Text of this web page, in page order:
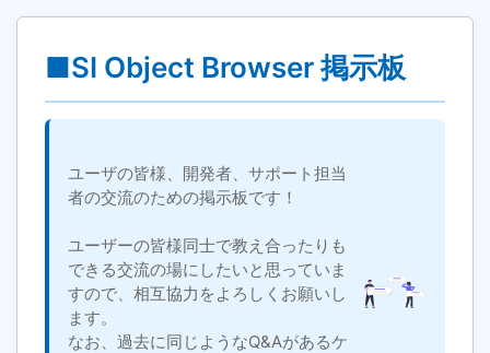
■SI Object Browser 掲示板
ユーザの皆様、開発者、サポート担当
者の交流のための掲示板です！
ユーザーの皆様同士で教え合ったりも
できる交流の場にしたいと思っていま
すので、相互協力をよろしくお願いし
ます。
なお、過去に同じようなQ&Aがあるケ